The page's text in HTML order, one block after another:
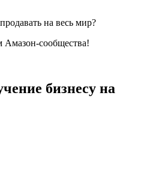
на весь мир?
Амазон-сообщества!
бизнесу на